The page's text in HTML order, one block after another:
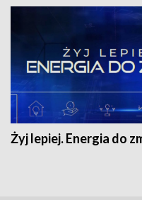
Żyj lepiej. Energia do